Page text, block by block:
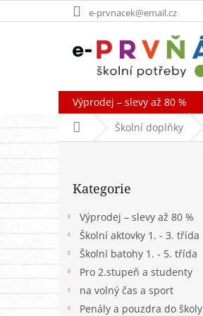
na
e-prvnacek@email.cz
Výprodej – slevy až 80 %
Domů Školní doplňky
P
kategorie
Kategorie
Výprodej – slevy až 80 %
Školní aktovky 1. - 3. třída
Školní batohy 1. - 5. třída
Pro 2.stupeň a studenty
na volný čas a sport
Penály a pouzdra do školy